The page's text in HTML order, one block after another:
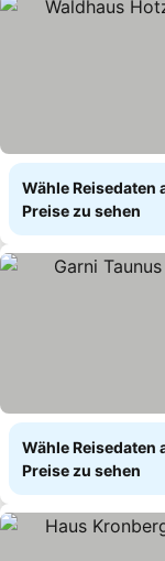
Wähle Reisedaten
Preise zu sehen
Wähle Reisedaten
Preise zu sehen